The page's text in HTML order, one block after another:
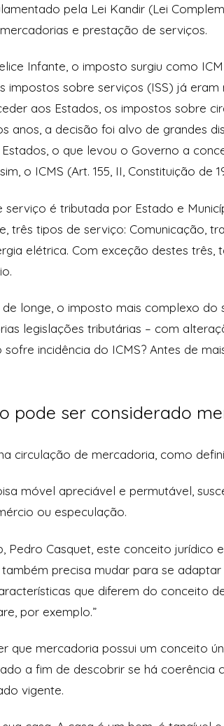
pela Lei Kandir (Lei
e prestação de serviços.
Infante, o imposto surgiu como
impostos sobre serviços (ISS) já
aos Estados, os impostos sobre
anos, a decisão foi alvo de grandes
o que levou o Governo a
o ICMS (Art. 155, II, Constituição de
é tributada por Estado e
três tipos de serviço: Comunicação,
elétrica. Com exceção destes três,
de longe, o imposto mais complexo
legislações tributárias – com
incidência do ICMS? Antes de
pode ser considerado
circulação de mercadoria, como
móvel apreciável e permutável,
ou especulação.
Pedro Casquet, este conceito jurídico
precisa mudar para se
que diferem do conceito
por exemplo.”
que mercadoria possui um conceito
a fim de descobrir se há
vigente.